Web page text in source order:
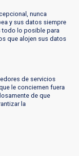
nunca
y sus datos siempre
todo lo posible para
que alojen sus datos
de servicios
le conciernen fuera
de que
la